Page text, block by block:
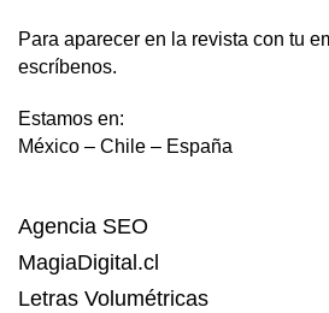
Para aparecer en la revista con tu
escríbenos.
Estamos en:
México – Chile – España
Agencia SEO
MagiaDigital.cl
Letras Volumétricas